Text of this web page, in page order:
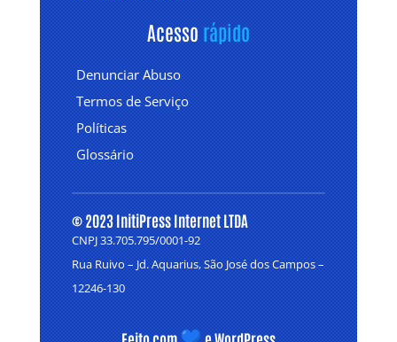
Acesso rápido
Denunciar Abuso
Termos de Serviço
Políticas
Glossário
© 2023 InitiPress Internet LTDA
CNPJ 33.705.795/0001-92
Rua Ruivo – Jd. Aquarius, São José dos Campos –
12246-130
Feito com e WordPress